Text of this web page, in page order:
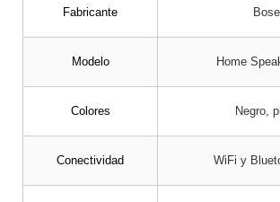
Fabricante Bose
Modelo Home
Colores Negro,
Conectividad WiFi y